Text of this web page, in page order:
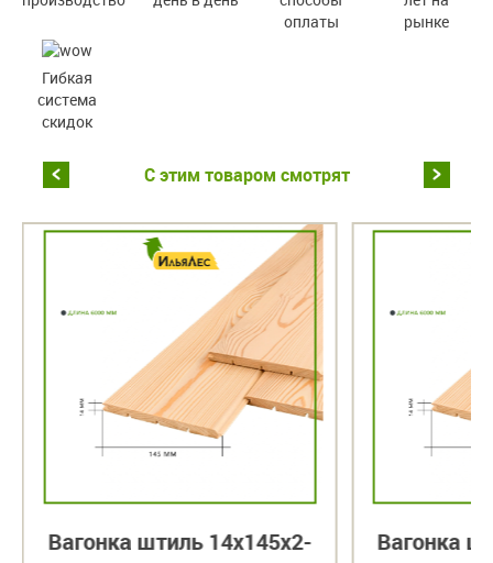
оплаты
рынке
Гибкая
система
скидок
С этим товаром смотрят
Вагонка штиль 14х145х2-
Вагонка